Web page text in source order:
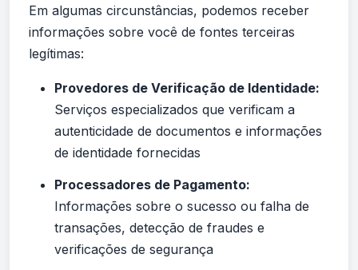
Em algumas circunstâncias, podemos receber
informações sobre você de fontes terceiras
legítimas:
Provedores de Verificação de Identidade:
Serviços especializados que verificam a
autenticidade de documentos e informações
de identidade fornecidas
Processadores de Pagamento:
Informações sobre o sucesso ou falha de
transações, detecção de fraudes e
verificações de segurança